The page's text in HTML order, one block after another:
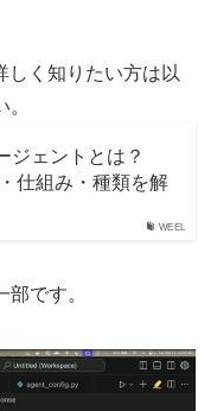
しく知りたい方は以
WEEL
ジェントとは？
仕組み・種類を解
です。